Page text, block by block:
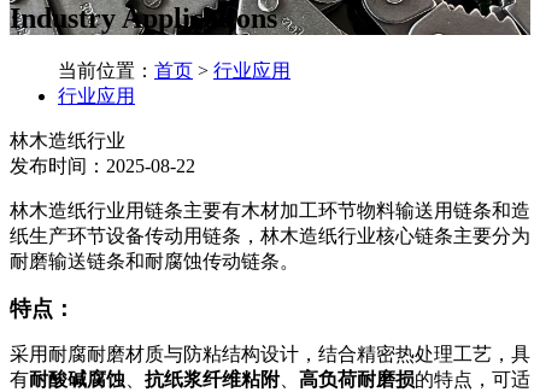
Industry Applications
当前位置： 首页 > 行业应用
行业应用
林木造纸行业
发布时间：2025-08-22
林木造纸行业用链条主要有木材加工环节物料输送用链条和造
纸生产环节设备传动用链条，林木造纸行业核心链条主要分为
耐磨输送链条和耐腐蚀传动链条。
特点：
采用耐腐耐磨材质与防粘结构设计，结合精密热处理工艺，具
有耐酸碱腐蚀 抗纸浆纤维粘附、 高负荷耐磨损的特点，可适